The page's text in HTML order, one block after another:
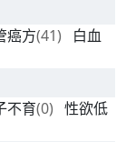
癌方(41)
白血
不育(0) 性欲低